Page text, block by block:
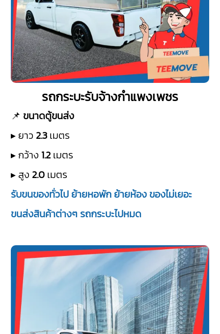
รถกระบะรับจ้างกำแพงเพชร
📌 ขนาดตู้ขนส่ง
▸ ยาว 2.3 เมตร
▸ กว้าง 1.2 เมตร
▸ สูง 2.0 เมตร
รับขนของทั่วไป ย้ายหอพัก ย้ายห้อง ของไม่เยอะ
ขนส่งสินค้าต่างๆ รถกระบะไปหมด